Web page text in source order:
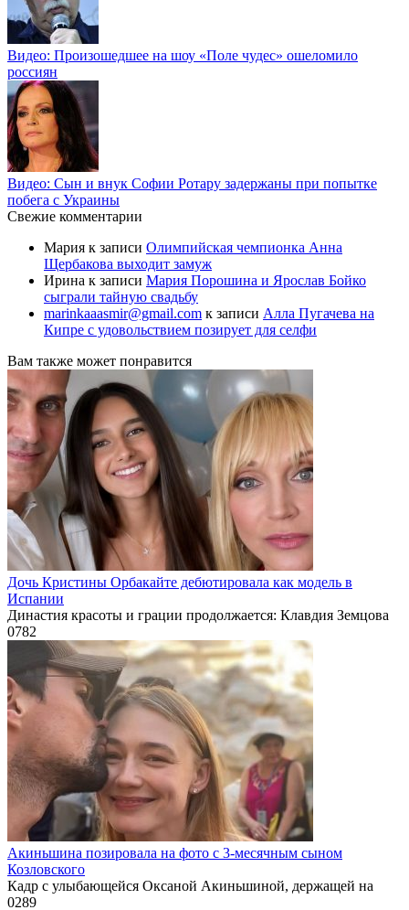
Видео: Произошедшее на шоу «Поле чудес» ошеломило
россиян
Видео: Сын и внук Софии Ротару задержаны при попытке
побега с Украины
Свежие комментарии
Мария к записи Олимпийская чемпионка Анна
Щербакова выходит замуж
Ирина к записи Мария Порошина и Ярослав Бойко
сыграли тайную свадьбу
marinkaaasmir@gmail.com к записи Алла Пугачева на
Кипре с удовольствием позирует для селфи
Вам также может понравится
Дочь Кристины Орбакайте дебютировала как модель в
Испании
Династия красоты и грации продолжается: Клавдия Земцова
0782
Акиньшина позировала на фото с 3-месячным сыном
Козловского
Кадр с улыбающейся Оксаной Акиньшиной, держащей на
0289